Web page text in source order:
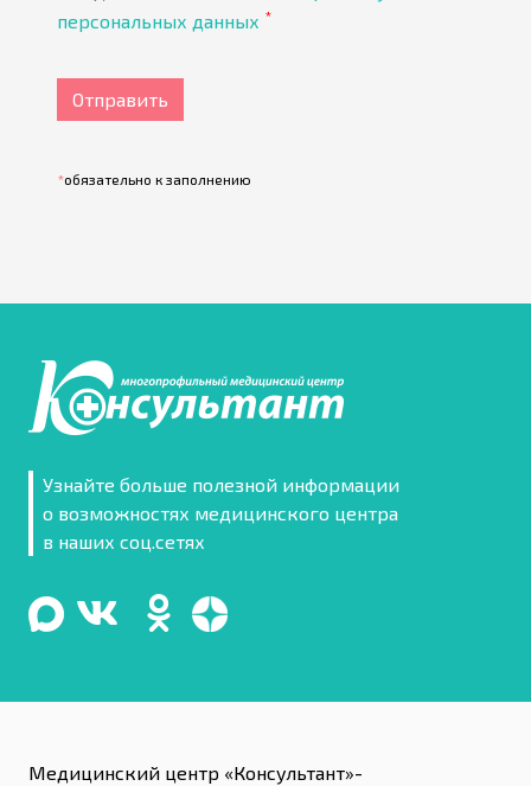
персональных данных *
Отправить
*обязательно к заполнению
Узнайте больше полезной информации
о возможностях медицинского центра
в наших соц.сетях
Медицинский центр «Консультант»-